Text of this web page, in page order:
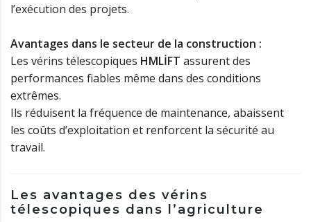
l’exécution des projets.
Avantages dans le secteur de la construction :
Les vérins télescopiques HMLİFT assurent des
performances fiables même dans des conditions
extrêmes.
Ils réduisent la fréquence de maintenance, abaissent
les coûts d’exploitation et renforcent la sécurité au
travail.
Les avantages des vérins
télescopiques dans l’agriculture